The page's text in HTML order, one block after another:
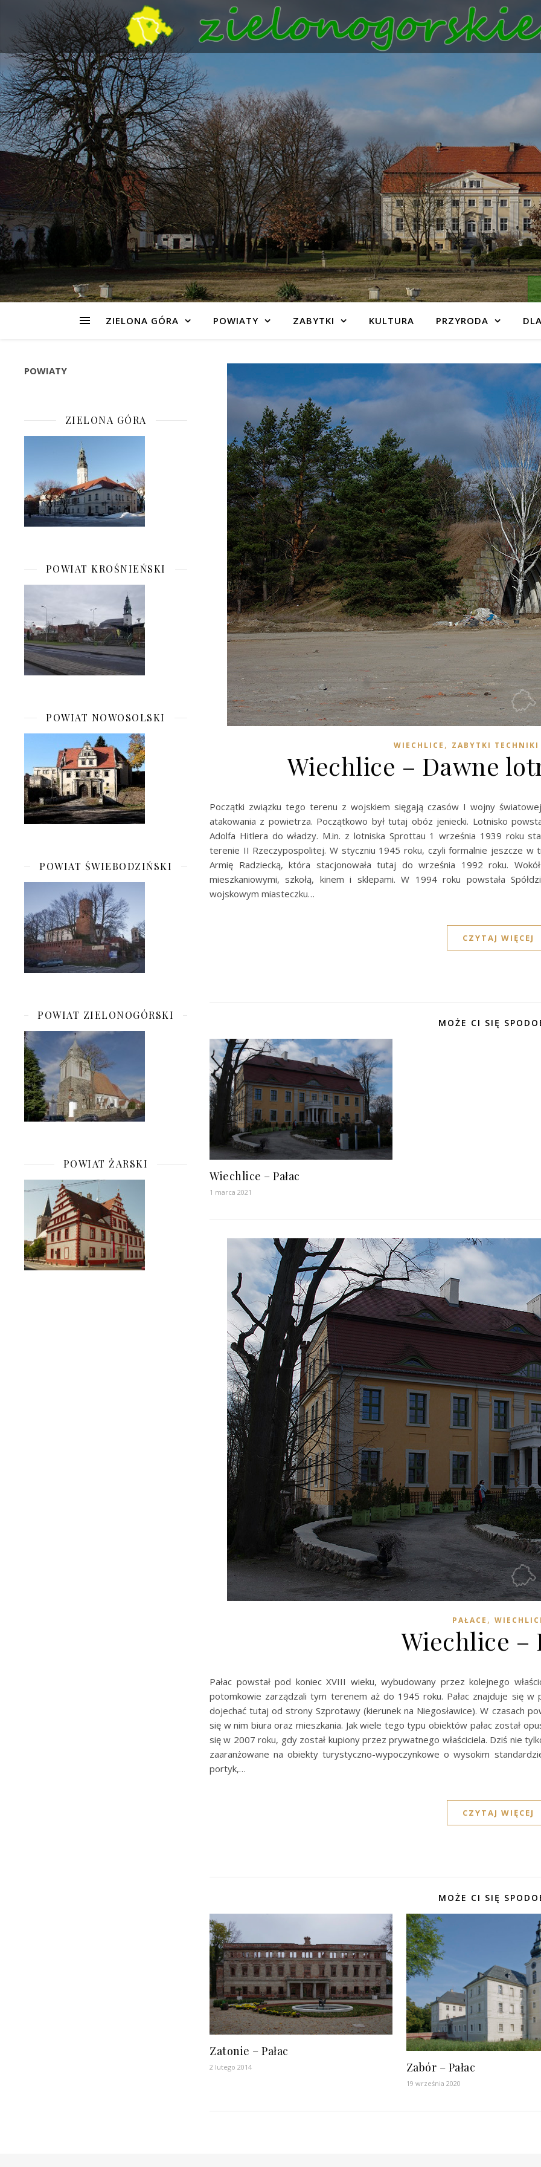
ZIELONA GÓRA POWIATY ZABYTKI KULTURA PRZYRODA
POWIATY
ZIELONA GÓRA
POWIAT KROŚNIEŃSKI
POWIAT NOWOSOLSKI
POWIAT ŚWIEBODZIŃSKI
POWIAT ZIELONOGÓRSKI
POWIAT ŻARSKI
WIECHLICE , ZABYTKI
Wiechlice – Dawne
Początki związku tego terenu z wojskiem sięgają czasów I wojny
atakowania z powietrza. Początkowo był tutaj obóz jeniecki. Lotnisko
Adolfa Hitlera do władzy. M.in. z lotniska Sprottau 1 września 1939 roku
terenie II Rzeczypospolitej. W styczniu 1945 roku, czyli formalnie jeszcze
Armię Radziecką, która stacjonowała tutaj do września 1992 roku.
mieszkaniowymi, szkołą, kinem i sklepami. W 1994 roku powstała
wojskowym miasteczku…
CZYTAJ WIĘCEJ
MOŻE CI SIĘ
Wiechlice – Pałac
1 marca 2021
PAŁACE ,
Wiechlice –
Pałac powstał pod koniec XVIII wieku, wybudowany przez kolejnego
potomkowie zarządzali tym terenem aż do 1945 roku. Pałac znajduje się w
dojechać tutaj od strony Szprotawy (kierunek na Niegosławice). W czasach
się w nim biura oraz mieszkania. Jak wiele tego typu obiektów pałac został
się w 2007 roku, gdy został kupiony przez prywatnego właściciela. Dziś nie
zaaranżowane na obiekty turystyczno-wypoczynkowe o wysokim
portyk,…
CZYTAJ WIĘCEJ
MOŻE CI SIĘ
Zatonie – Pałac
2 lutego 2014 Zabór – Pałac
19 września 2020